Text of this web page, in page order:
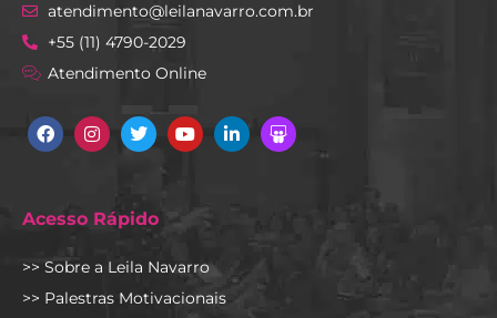
atendimento@leilanavarro.com.br
+55 (11) 4790-2029
Atendimento Online
FacebookInstagramTwitterYoutubeLinkedinSlideshare
Acesso Rápido
>> Sobre a Leila Navarro
>> Palestras Motivacionais